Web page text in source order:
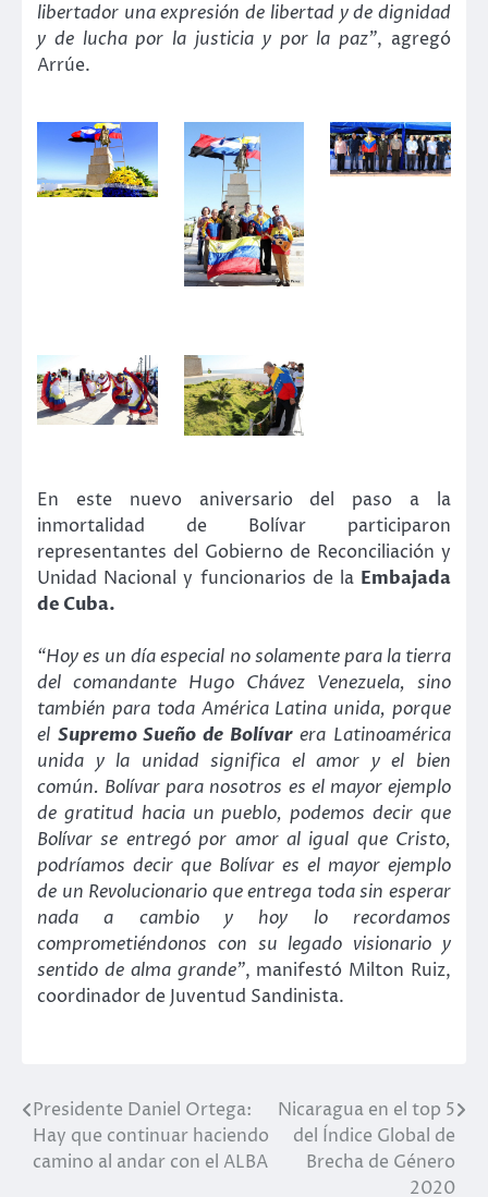
libertador una expresión de libertad y de dignidad
y de lucha por la justicia y por la paz”, agregó
Arrúe.
En este nuevo aniversario del paso a la
inmortalidad de Bolívar participaron
representantes del Gobierno de Reconciliación y
Unidad Nacional y funcionarios de la Embajada
de Cuba.
“Hoy es un día especial no solamente para la tierra
del comandante Hugo Chávez Venezuela, sino
también para toda América Latina unida, porque
el Supremo Sueño de Bolívarera Latinoamérica
unida y la unidad significa el amor y el bien
común. Bolívar para nosotros es el mayor ejemplo
de gratitud hacia un pueblo, podemos decir que
Bolívar se entregó por amor al igual que Cristo,
podríamos decir que Bolívar es el mayor ejemplo
de un Revolucionario que entrega toda sin esperar
nada a cambio y hoy lo recordamos
comprometiéndonos con su legado visionario y
sentido de alma grande”, manifestó Milton Ruiz,
coordinador de Juventud Sandinista.
Navegación
de
Presidente Daniel Ortega:
Hay que continuar haciendo
camino al andar con el ALBA
Nicaragua en el top 5
del Índice Global de
Brecha de Género
2020